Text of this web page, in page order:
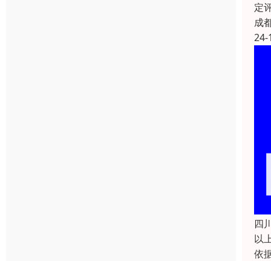
定
成
24-
四
以
依